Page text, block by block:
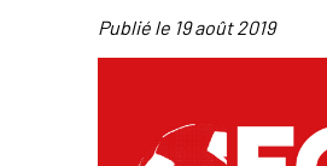
Publié le 19 août 2019